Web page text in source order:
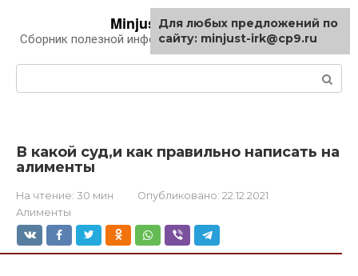
контенту
Minjust-irk.ru
Сборник полезной информации про автомобили
В какой суд,и как правильно написать на
алименты
На чтение: 30 мин Опубликовано: 22.12.2021
Алименты
Для любых предложений по
сайту: minjust-irk@cp9.ru